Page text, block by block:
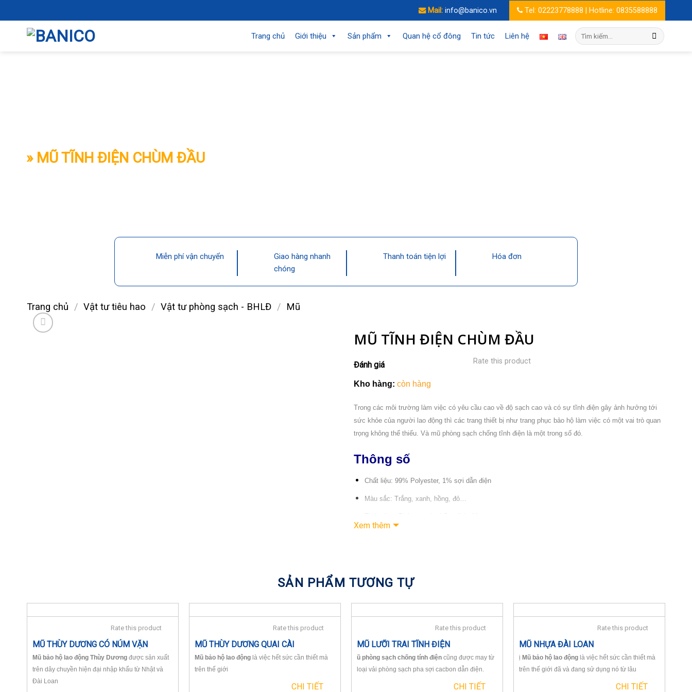
to
Mail: info@banico.vn Tel: 02223778888 | Hotline: 0835588888
Trang chủ Giới thiệu Sản phẩm Quan hệ cổ đông Tin tức Liên hệ
Tìm
kiếm:
» MŨ TĨNH ĐIỆN CHÙM ĐẦU
Miễn phí vận chuyển
Giao hàng nhanh
chóng
Thanh toán tiện lợi Hóa đơn
Trang chủ / Vật tư tiêu hao / Vật tư phòng sạch - BHLĐ / Mũ
MŨ TĨNH ĐIỆN CHÙM ĐẦU
Đánh giá Rate this product
Kho hàng: còn hàng
Trong các môi trường làm việc có yêu cầu cao về độ sạch cao và có sự tĩnh điện gây ảnh hưởng tới
sức khỏe của người lao động thì các trang thiết bị như trang phục bảo hộ làm việc có một vai trò quan
trọng không thể thiếu. Và mũ phòng sạch chống tĩnh điện là một trong số đó.
Thông số
Chất liệu: 99% Polyester, 1% sợi dẫn điện
Màu sắc: Trắng, xanh, hồng, đỏ…
Tính năng: Phòng sạch chống tĩnh điện
Thời gian: Tùy theo đơn đặt hàng
Mô Tả
Khoảng cách các sợi cacbon thông thường khoảng 5mm. Có thể là loại vải pha sợi cacbon theo hình
kẻ sọc, hoặc có thể bố trí theo hình caro. Khoảng cách và độ dày của các sợi cacbon quyết định đến
giá thành của chiếc mũ đó.
Xem thêm
SẢN PHẨM TƯƠNG TỰ
Rate this product
MŨ THÙY DƯƠNG CÓ NÚM VẶN
Mũ bảo hộ lao động Thùy Dươngđược sản xuất
trên dây chuyền hiện đại nhập khẩu từ Nhật và
Đài Loan
Rate this product
MŨ THÙY DƯƠNG QUAI CÀI
Mũ bảo hộ lao độnglà việc hết sức cần thiết mà
trên thế giới
CHI TIẾT
Rate this product
MŨ LƯỠI TRAI TĨNH ĐIỆN
ũ phòng sạch chống tính điệncũng được may từ
loại vải phòng sạch pha sợi cacbon dẫn điện.
CHI TIẾT
Rate this product
MŨ NHỰA ĐÀI LOAN
ị Mũ bảo hộ lao độnglà việc hết sức cần thiết mà
trên thế giới đã và đang sử dụng nó từ lâu
CHI TIẾT